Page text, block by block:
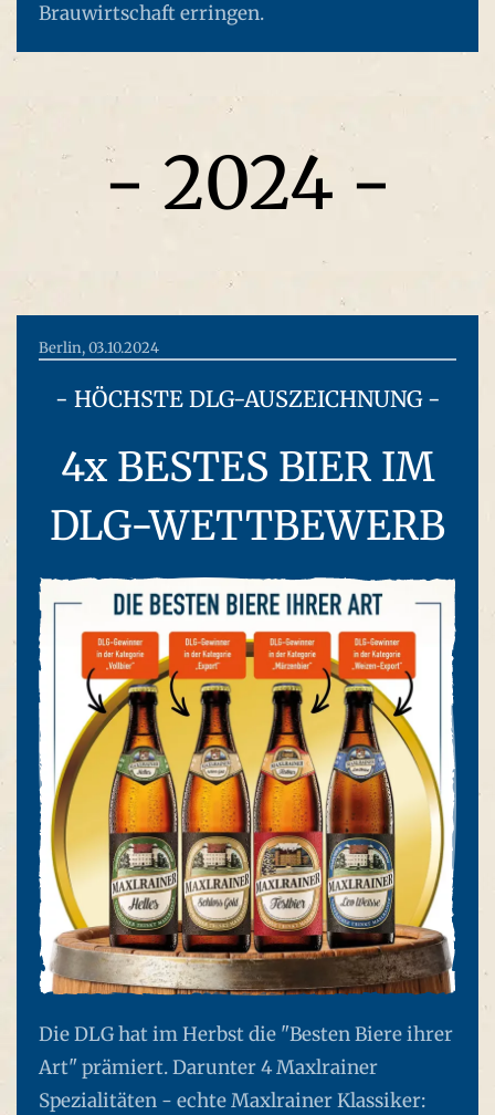
Brauwirtschaft erringen.
- 2024 -
Berlin, 03.10.2024
- HÖCHSTE DLG-AUSZEICHNUNG -
4x BESTES BIER IM
DLG-WETTBEWERB
Die DLG hat im Herbst die "Besten Biere ihrer
Art" prämiert. Darunter 4 Maxlrainer
Spezialitäten - echte Maxlrainer Klassiker: